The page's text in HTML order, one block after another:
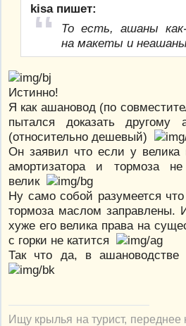
kisa пишет:
То есть, ашаны
на макеты и неашаны
Истинно!
Я как ашановод (по
пытался доказать
(относительно дешевый)
Он заявил что если у велика
амортизатора и тормоза не
велик
Ну само собой разумеется
тормоза маслом заправлены.
хуже его велика права на
с горки не катится
Так что да, в ашановодстве
Ищу крылья на турист,